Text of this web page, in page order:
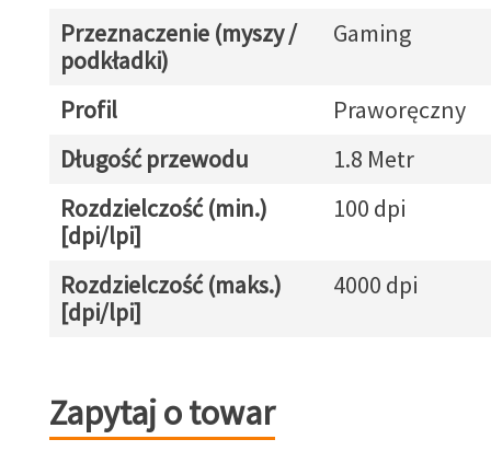
Przeznaczenie (myszy /
podkładki)
Gaming
Profil
Praworęczny
Długość przewodu
1.8 Metr
Rozdzielczość (min.)
[dpi/lpi]
100 dpi
Rozdzielczość (maks.)
[dpi/lpi]
4000 dpi
Zapytaj o towar
Zapytaj o towar